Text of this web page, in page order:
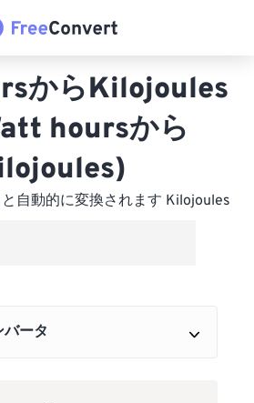
からKilojoules
hoursから
自動的に変換されます Kilojoules